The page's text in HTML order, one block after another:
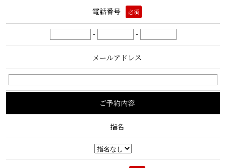
電話番号 必須
- -
メールアドレス
ご予約内容
指名